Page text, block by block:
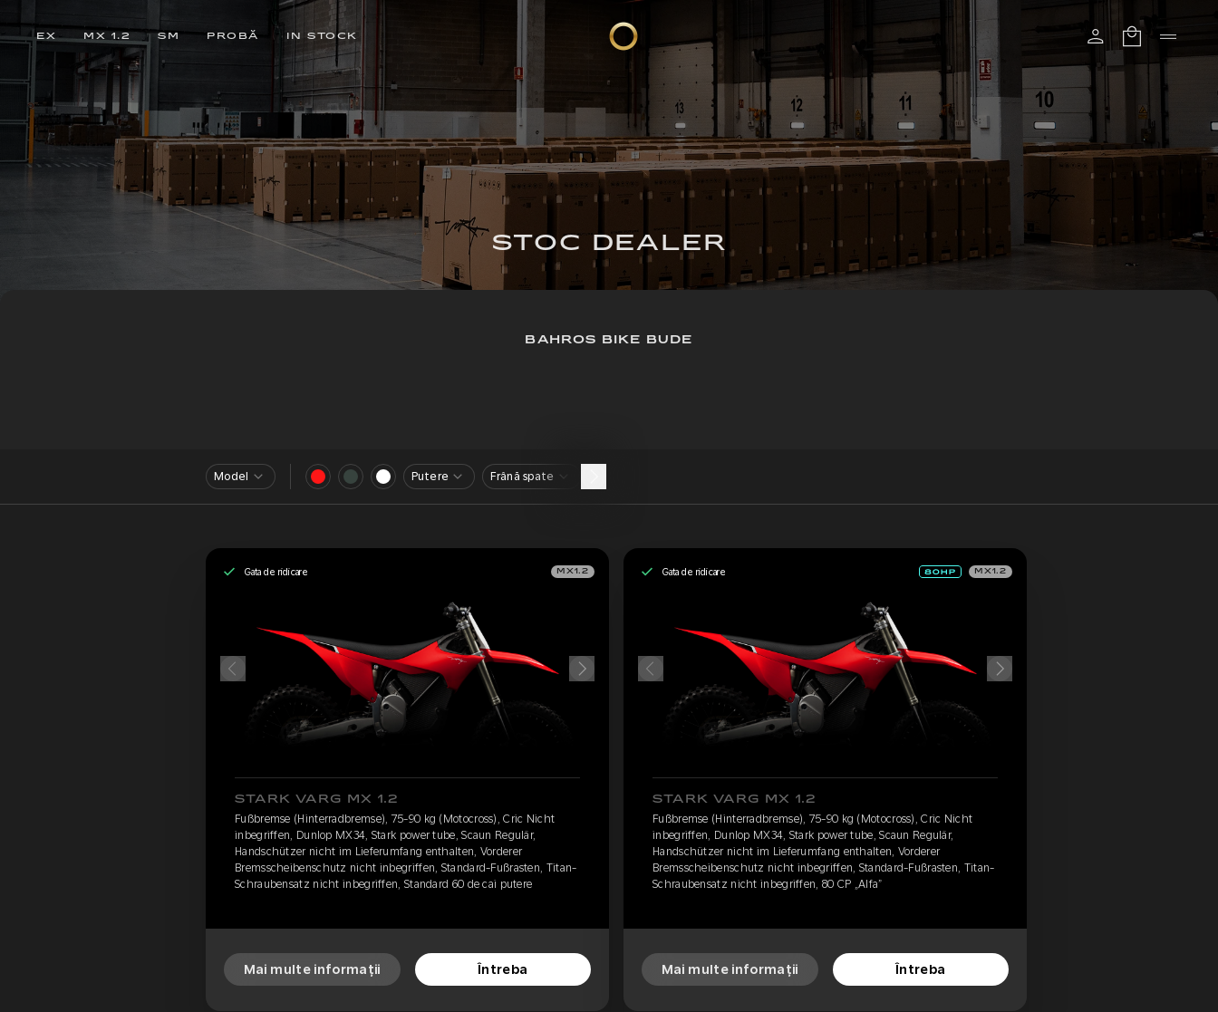
EX MX 1.2 SM PROBĂ IN STOCK
STOC DEALER
BAHROS BIKE BUDE
Model Putere Frână spate
Gata de ridicare MX1.2
STARK VARG MX 1.2
Fußbremse (Hinterradbremse), 75-90 kg (Motocross), Cric Nicht
inbegriffen, Dunlop MX34, Stark power tube, Scaun Regulär,
Handschützer nicht im Lieferumfang enthalten, Vorderer
Bremsscheibenschutz nicht inbegriffen, Standard-Fußrasten, Titan-
Schraubensatz nicht inbegriffen, Standard 60 de cai putere
Mai multe informații Întreba
Gata de ridicare MX1.2
STARK VARG MX 1.2
Fußbremse (Hinterradbremse), 75-90 kg (Motocross), Cric Nicht
inbegriffen, Dunlop MX34, Stark power tube, Scaun Regulär,
Handschützer nicht im Lieferumfang enthalten, Vorderer
Bremsscheibenschutz nicht inbegriffen, Standard-Fußrasten, Titan-
Schraubensatz nicht inbegriffen, 80 CP „Alfa”
Mai multe informații Întreba